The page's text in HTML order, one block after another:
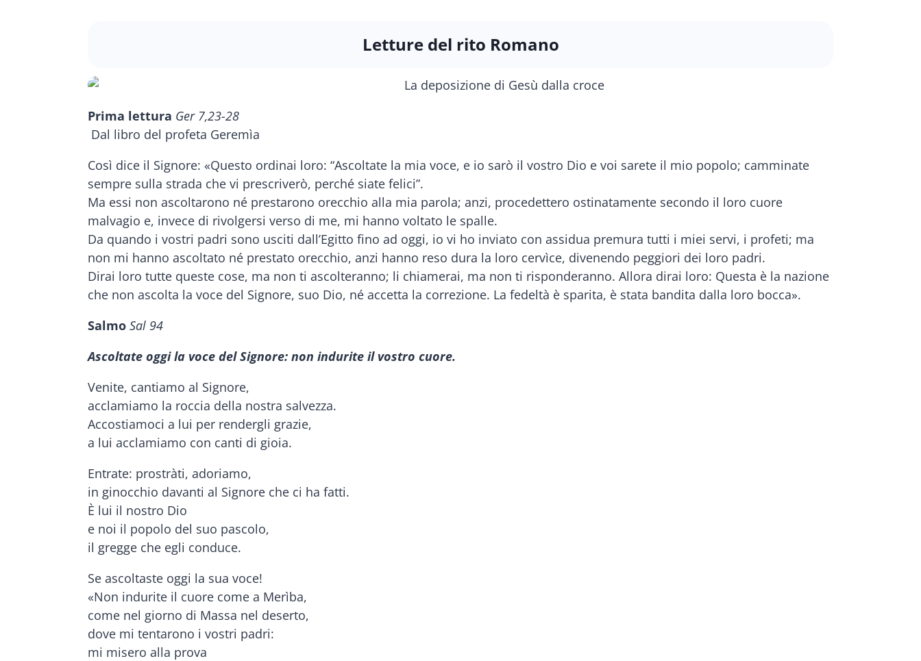
Letture del rito Romano
Prima lettura Ger 7,23-28
Dal libro del profeta Geremìa
Così dice il Signore: «Questo ordinai loro: “Ascoltate la mia voce, e io sarò il vostro Dio e voi sarete il mio popolo; camminate
sempre sulla strada che vi prescriverò, perché siate felici”.
Ma essi non ascoltarono né prestarono orecchio alla mia parola; anzi, procedettero ostinatamente secondo il loro cuore
malvagio e, invece di rivolgersi verso di me, mi hanno voltato le spalle.
Da quando i vostri padri sono usciti dall’Egitto fino ad oggi, io vi ho inviato con assidua premura tutti i miei servi, i profeti; ma
non mi hanno ascoltato né prestato orecchio, anzi hanno reso dura la loro cervìce, divenendo peggiori dei loro padri.
Dirai loro tutte queste cose, ma non ti ascolteranno; li chiamerai, ma non ti risponderanno. Allora dirai loro: Questa è la nazione
che non ascolta la voce del Signore, suo Dio, né accetta la correzione. La fedeltà è sparita, è stata bandita dalla loro bocca».
Salmo Sal 94
Ascoltate oggi la voce del Signore: non indurite il vostro cuore.
Venite, cantiamo al Signore,
acclamiamo la roccia della nostra salvezza.
Accostiamoci a lui per rendergli grazie,
a lui acclamiamo con canti di gioia.
Entrate: prostràti, adoriamo,
in ginocchio davanti al Signore che ci ha fatti.
È lui il nostro Dio
e noi il popolo del suo pascolo,
il gregge che egli conduce.
Se ascoltaste oggi la sua voce!
«Non indurite il cuore come a Merìba,
come nel giorno di Massa nel deserto,
dove mi tentarono i vostri padri:
mi misero alla prova